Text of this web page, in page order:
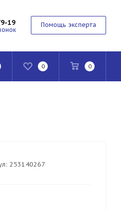
19 Помощь эксперта
0 0
253140267